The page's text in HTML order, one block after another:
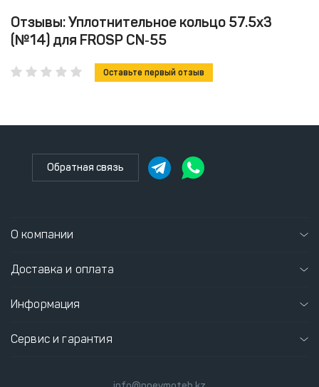
Отзывы: Уплотнительное кольцо 57.5x3
(№14) для FROSP CN‑55
Оставьте первый отзыв
Обратная связь
О компании
Доставка и оплата
Информация
Сервис и гарантия